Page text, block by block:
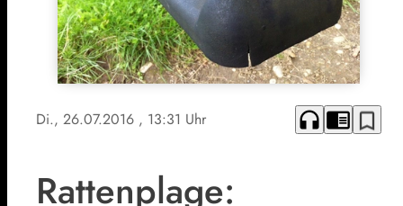
Di., 26.07.2016 , 13:31 Uhr headphones chrome_reader_mode bookmark_border
Rattenplage: